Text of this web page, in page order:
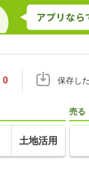
0 保存し
土地活用
売る